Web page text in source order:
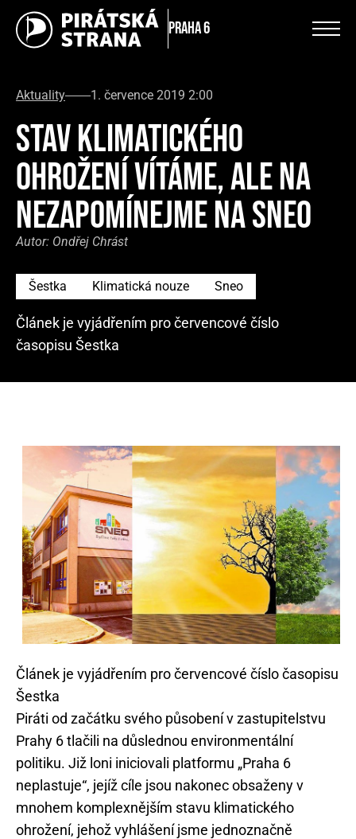
Praha 6
Aktuality 1. července 2019 2:00
STAV KLIMATICKÉHO
OHROŽENÍ VÍTÁME, ALE NA
NEZAPOMÍNEJME NA SNEO
Autor: Ondřej Chrást
Šestka Klimatická nouze Sneo
Článek je vyjádřením pro červencové číslo
časopisu Šestka
Článek je vyjádřením pro červencové číslo časopisu
Šestka
Piráti od začátku svého působení v zastupitelstvu
Prahy 6 tlačili na důslednou environmentální
politiku. Již loni iniciovali platformu „Praha 6
neplastuje“, jejíž cíle jsou nakonec obsaženy v
mnohem komplexnějším stavu klimatického
ohrožení, jehož vyhlášení jsme jednoznačně